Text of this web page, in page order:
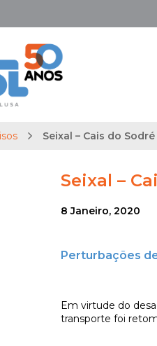
Seixal – Cais do
Seixal –
8 Janeiro, 2020
Perturbações
Em virtude do
transporte foi